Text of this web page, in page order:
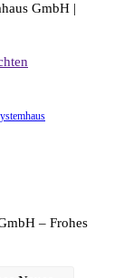
GmbH |
– Frohes